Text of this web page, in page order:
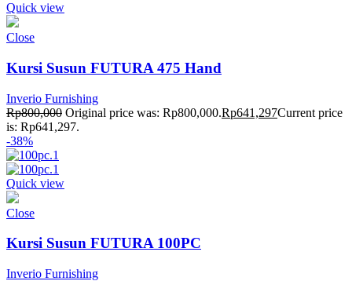
Quick view
Close
Kursi Susun FUTURA 475 Hand
Inverio Furnishing
Rp800,000 Original price was: Rp800,000.Rp641,297Current price
is: Rp641,297.
-38%
Quick view
Close
Kursi Susun FUTURA 100PC
Inverio Furnishing